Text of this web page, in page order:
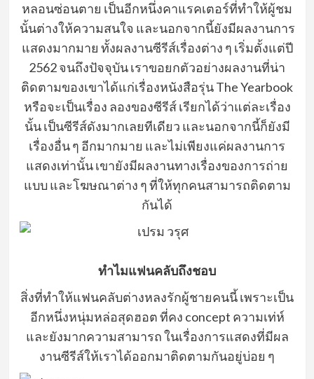
หลอนซ่อนตาย เป็นอีกหนึ่งคาแรคเตอร์ที่ทำให้ผู้ชม
นั้นต่างให้ความสนใจ และนอกจากนี้ยังมีผลงานการ
แสดงมากมาย ทั้งผลงานซีรีส์เรื่องต่าง ๆ เริ่มตั้งแต่ปี
2562 จนถึงปัจจุบัน เราขอยกตัวอย่างผลงานที่น่า
ติดตามของเขาได้แก่เรื่องหนังสือรุ่น The Yearbook
หรือจะเป็นเรื่อง ลองของซีรีส์ เรียกได้ว่าแต่ละเรื่อง
นั้น เป็นซีรีส์ดังมากเลยทีเดียว และนอกจากนี้ก็ยังมี
เรื่องอื่น ๆ อีกมากมาย และไม่เพียงแค่ผลงานการ
แสดงเท่านั้น เขายังมีผลงานทางเรื่องของการถ่าย
แบบ และโฆษณาต่าง ๆ ที่ให้ทุกคนสามารถติดตาม
กันได้
ทำไมแฟนคลับถึงชอบ
สิ่งที่ทำให้แฟนคลับต่างหลงรักผู้ชายคนนี้ เพราะเป็น
อีกหนึ่งหนุ่มหล่อสุดฮอต ที่คง concept ความเท่ห์
และยังมากความสามารถ ในเรื่องการแสดงที่มีผล
งานซีรีส์ให้เราได้ออกมาติดตามกันอยู่บ่อย ๆ